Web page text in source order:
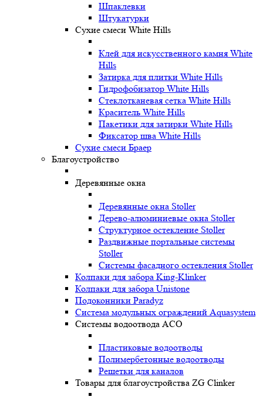
Шпаклевки
Штукатурки
Сухие смеси White Hills
Клей для искусственного камня White
Hills
Затирка для плитки White Hills
Гидрофобизатор White Hills
Стеклотканевая сетка White Hills
Краситель White Hills
Пакетики для затирки White Hills
Фиксатор шва White Hills
Сухие смеси Браер
Благоустройство
Деревянные окна
Деревянные окна Stoller
Дерево-алюминиевые окна Stoller
Структурное остекление Stoller
Раздвижные портальные системы
Stoller
Системы фасадного остекления Stoller
Колпаки для забора King-Klinker
Колпаки для забора Unistone
Подоконники Paradyz
Система модульных ограждений Aquasystem
Системы водоотвода ACO
Пластиковые водоотводы
Полимербетонные водоотводы
Решетки для каналов
Товары для благоустройства ZG Clinker